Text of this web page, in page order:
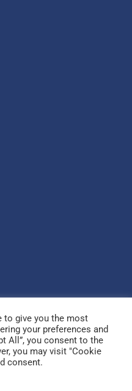
Cnr Nano
to give you the most
your preferences and
All”, you consent to the
you may visit "Cookie
consent.